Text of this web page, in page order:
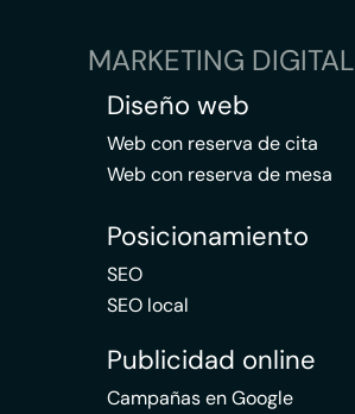
MARKETING DIGITAL
Diseño web
Web con reserva de cita
Web con reserva de mesa
Posicionamiento
SEO
SEO local
Publicidad online
Campañas en Google